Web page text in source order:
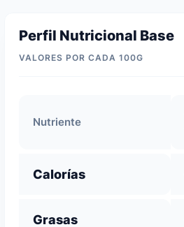
Perfil Nutricional Base
VALORES POR CADA 100G
Nutriente
Calorías
Grasas